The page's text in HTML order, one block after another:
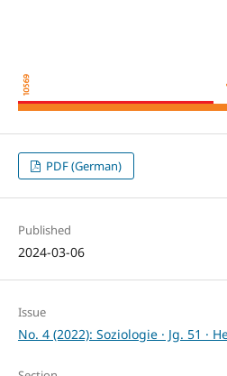
PDF (German)
Published
2024-03-06
Issue
No. 4 (2022): Soziologie · Jg. 51 ·